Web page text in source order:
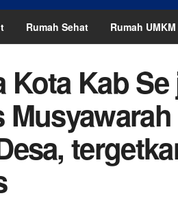
Rumah Sehat Rumah UMKM
Kota Kab